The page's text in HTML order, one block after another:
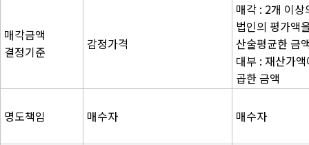
매각금액
결정기준
감정가격
매각 : 2개 이
법인의 평가액
산술평균한 금
대부 : 재산가
곱한 금액
명도책임 매수자 매수자